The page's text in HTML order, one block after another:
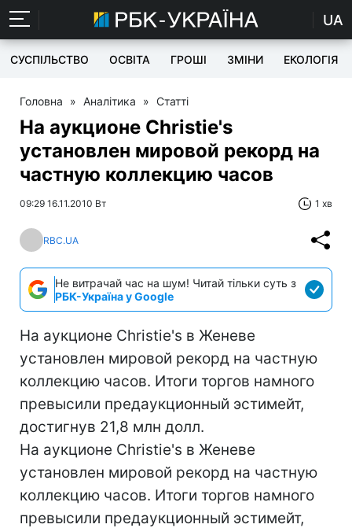
UA
СУСПІЛЬСТВО ОСВІТА ГРОШІ ЗМІНИ ЕКОЛОГІЯ
Головна » Аналітика » Статті
На аукционе Christie's
установлен мировой рекорд на
частную коллекцию часов
09:29 16.11.2010 Вт 1 хв
RBC.UA
Не витрачай час на шум! Читай тільки суть з
РБК-Україна у Google
На аукционе Christie's в Женеве
установлен мировой рекорд на частную
коллекцию часов. Итоги торгов намного
превысили предаукционный эстимейт,
достигнув 21,8 млн долл.
На аукционе Christie's в Женеве
установлен мировой рекорд на частную
коллекцию часов. Итоги торгов намного
превысили предаукционный эстимейт,